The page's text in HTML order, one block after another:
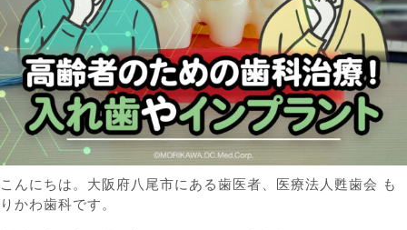
こんにちは。大阪府八尾市にある歯医者、医療法人甦歯会 も
りかわ歯科です。